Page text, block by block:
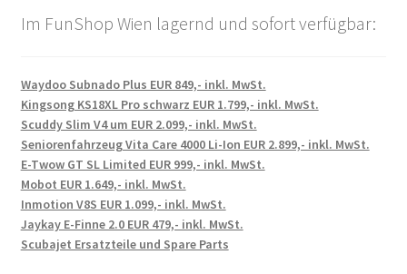
Im FunShop Wien lagernd und sofort verfügbar:
Waydoo Subnado Plus EUR 849,- inkl. MwSt.
Kingsong KS18XL Pro schwarz EUR 1.799,- inkl. MwSt.
Scuddy Slim V4 um EUR 2.099,- inkl. MwSt.
Seniorenfahrzeug Vita Care 4000 Li-Ion EUR 2.899,- inkl. MwSt.
E-Twow GT SL Limited EUR 999,- inkl. MwSt.
Mobot EUR 1.649,- inkl. MwSt.
Inmotion V8S EUR 1.099,- inkl. MwSt.
Jaykay E-Finne 2.0 EUR 479,- inkl. MwSt.
Scubajet Ersatzteile und Spare Parts